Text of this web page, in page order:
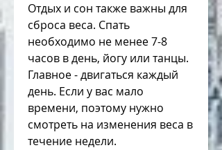
Отдых и сон также важны для
сброса веса. Спать
необходимо не менее 7-8
часов в день, йогу или танцы.
Главное - двигаться каждый
день. Если у вас мало
времени, поэтому нужно
смотреть на изменения веса в
течение недели.